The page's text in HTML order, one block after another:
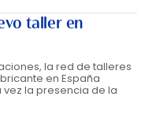
taller en
la red de talleres
en España
la presencia de la